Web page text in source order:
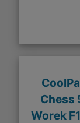
Chess
Worek